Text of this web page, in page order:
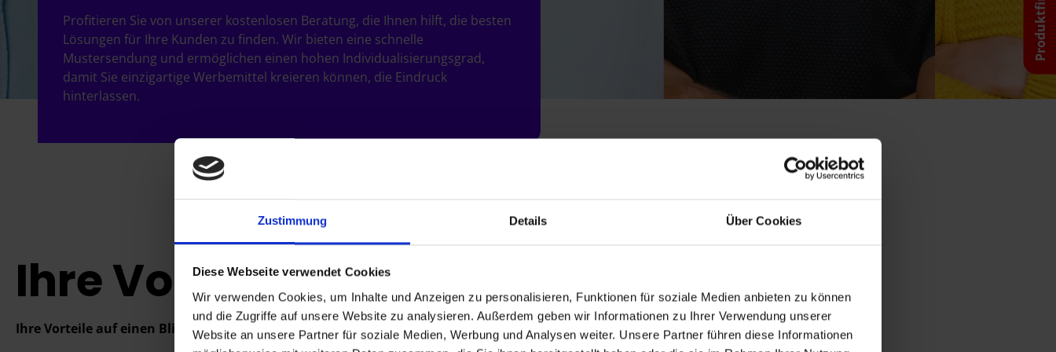
Zustimmung Details Über Cookies
Diese Webseite verwendet Cookies
Wir verwenden Cookies, um Inhalte und Anzeigen zu personalisieren, Funktionen für soziale Medien anbieten zu können
und die Zugriffe auf unsere Website zu analysieren. Außerdem geben wir Informationen zu Ihrer Verwendung unserer
Website an unsere Partner für soziale Medien, Werbung und Analysen weiter. Unsere Partner führen diese Informationen
Profitieren Sie von unserer kostenlosen Beratung, die Ihnen hilft, die besten
Lösungen für Ihre Kunden zu finden. Wir bieten eine schnelle
Mustersendung und ermöglichen einen hohen Individualisierungsgrad,
damit Sie einzigartige Werbemittel kreieren können, die Eindruck
hinterlassen.
Ihre Vorteile
Ihre Vorteile auf einen Blick: So profitieren Sie als Partner!